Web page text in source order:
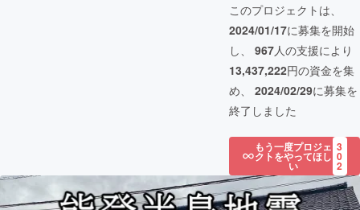
このプロジェクトは、
2024/01/17に募集を開始
し、 967人の支援により
13,437,222円の資金を集
め、 2024/02/29に募集を
終了しました
もう一度プロジェ
クトをやってほし
い
3
0
2